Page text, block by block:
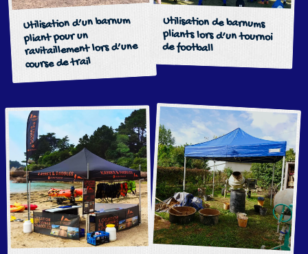
Utilisation d’un barnum
pliant pour un
ravitaillement lors d’une
course de trail
Utilisation de barnums
pliants lors d’un tournoi
de football